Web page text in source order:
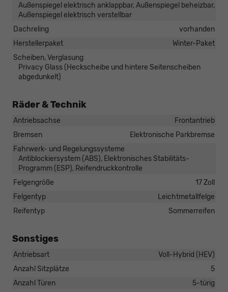
Außenspiegel elektrisch anklappbar, Außenspiegel beheizbar,
Außenspiegel elektrisch verstellbar
Dachreling
vorhanden
Herstellerpaket
Winter-Paket
Scheiben, Verglasung
Privacy Glass (Heckscheibe und hintere Seitenscheiben
abgedunkelt)
Räder & Technik
Antriebsachse
Frontantrieb
Bremsen
Elektronische Parkbremse
Fahrwerk- und Regelungssysteme
Antiblockiersystem (ABS), Elektronisches Stabilitäts-
Programm (ESP), Reifendruckkontrolle
Felgengröße
17 Zoll
Felgentyp
Leichtmetallfelge
Reifentyp
Sommerreifen
Sonstiges
Antriebsart
Voll-Hybrid (HEV)
Anzahl Sitzplätze
5
Anzahl Türen
5-türig